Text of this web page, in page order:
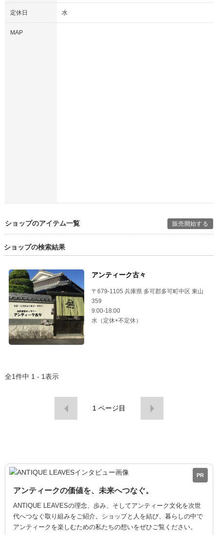
定休日 水
MAP
ショップのアイテム一覧 販売開始する
ショップの検索結果
アンティーク古々
〒679-1105 兵庫県 多可郡多可町中区 東山
359
9:00-18:00
水（定休+不定休）
全1件中 1 - 1表示
1 ページ目
PR
アンティークの価値を、未来へつなぐ。
ANTIQUE LEAVESの理念、歩み、そしてアンティーク文化を次世
代へつなぐ取り組みをご紹介。ショップと人を結び、暮らしの中で
アンティークを楽しむための私たちの想いをぜひご覧ください。